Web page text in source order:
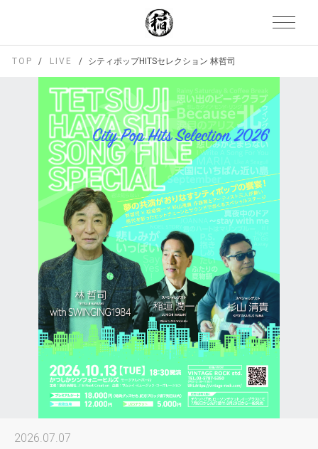
TOP LIVE シティポップHITSセレクション 林哲司 SONG FILE
2026.07.07